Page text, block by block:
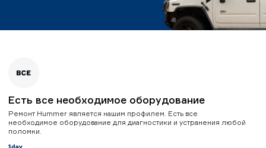
Есть все необходимое оборудование
Ремонт Hummer является нашим профилем. Есть все
необходимое оборудование для диагностики и устранения любой
поломки.